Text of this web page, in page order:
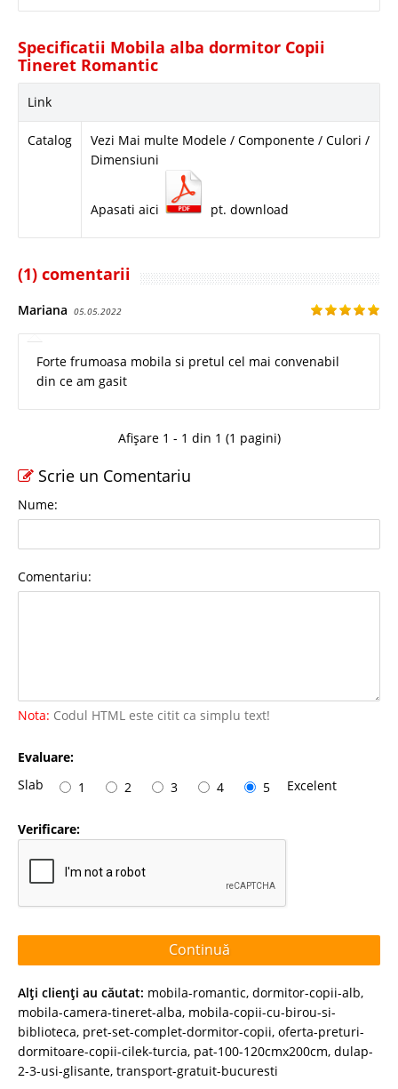
Specificatii Mobila alba dormitor Copii
Tineret Romantic
Link
Catalog
Vezi Mai multe Modele / Componente / Culori /
Dimensiuni
Apasati aici pt. download
(1) comentarii
Mariana 05.05.2022
Forte frumoasa mobila si pretul cel mai convenabil
din ce am gasit
Afișare 1 - 1 din 1 (1 pagini)
Scrie un Comentariu
Nume:
Comentariu:
Nota: Codul HTML este citit ca simplu text!
Evaluare:
Slab
1 2 3 4 5 Excelent
Verificare:
Continuă
Alţi clienţi au căutat: mobila-romantic, dormitor-copii-alb,
mobila-camera-tineret-alba, mobila-copii-cu-birou-si-
biblioteca, pret-set-complet-dormitor-copii, oferta-preturi-
dormitoare-copii-cilek-turcia, pat-100-120cmx200cm, dulap-
2-3-usi-glisante, transport-gratuit-bucuresti